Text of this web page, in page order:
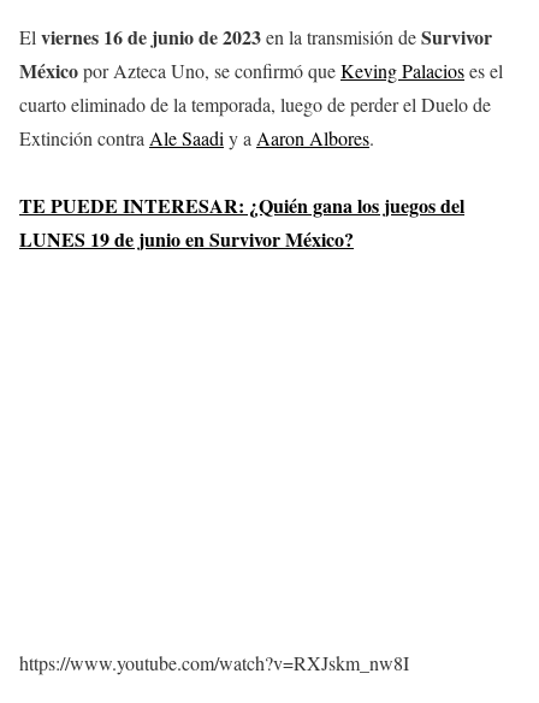
Elviernes 16de junio de 2023en la transmisión deSurvivor
Méxicopor Azteca Uno, se confirmó queKeving Palacioses el
cuarto eliminado de la temporada, luego de perder el Duelo de
Extinción contraAle Saadiy aAaron Albores.
TE PUEDE INTERESAR: ¿Quién gana los juegos del
LUNES 19 de junio en Survivor México?
https://www.youtube.com/watch?v=RXJskm_nw8I